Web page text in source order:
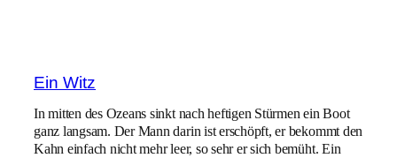
Ein Witz
In mitten des Ozeans sinkt nach heftigen Stürmen ein Boot
ganz langsam. Der Mann darin ist erschöpft, er bekommt den
Kahn einfach nicht mehr leer, so sehr er sich bemüht. Ein